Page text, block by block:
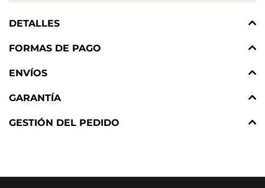
DETALLES
FORMAS DE PAGO
ENVÍOS
GARANTÍA
GESTIÓN DEL PEDIDO